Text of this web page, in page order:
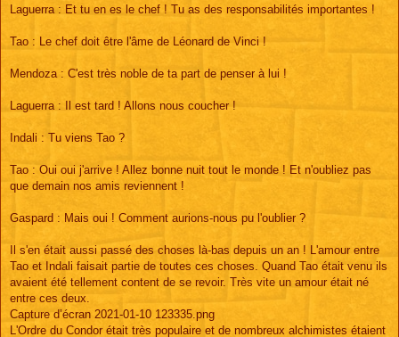
Laguerra : Et tu en es le chef ! Tu as des responsabilités importantes !
Tao : Le chef doit être l'âme de Léonard de Vinci !
Mendoza : C'est très noble de ta part de penser à lui !
Laguerra : Il est tard ! Allons nous coucher !
Indali : Tu viens Tao ?
Tao : Oui oui j'arrive ! Allez bonne nuit tout le monde ! Et n'oubliez pas
que demain nos amis reviennent !
Gaspard : Mais oui ! Comment aurions-nous pu l'oublier ?
Il s'en était aussi passé des choses là-bas depuis un an ! L'amour entre
Tao et Indali faisait partie de toutes ces choses. Quand Tao était venu ils
avaient été tellement content de se revoir. Très vite un amour était né
entre ces deux.
Capture d’écran 2021-01-10 123335.png
L'Ordre du Condor était très populaire et de nombreux alchimistes étaient